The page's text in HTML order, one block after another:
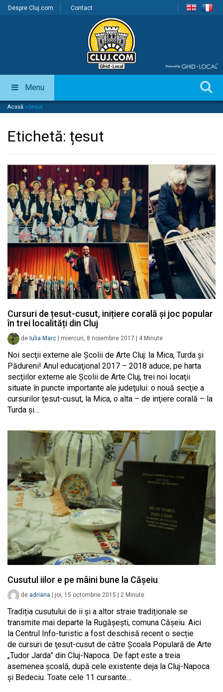
Despre Cluj.com Contact
Menu
Acasă » țesut
Etichetă: țesut
Cursuri de țesut-cusut, inițiere corală și joc popular
în trei localități din Cluj
de Iulia Marc miercuri, 8 noiembrie 2017 4 Minute
Noi secţii externe ale Şcolii de Arte Cluj: la Mica, Turda şi
Pădureni! Anul educaţional 2017 – 2018 aduce, pe harta
secţiilor externe ale Şcolii de Arte Cluj, trei noi locaţii
situate în puncte importante ale judeţului: o nouă secţie a
cursurilor ţesut-cusut, la Mica, o alta – de inţiere corală – la
Turda şi…
Cusutul iilor e pe mâini bune la Cășeiu
de adriana joi, 15 octombrie 2015 2 Minute
Tradiția cusutului de ii și a altor straie tradiționale se
transmite mai departe la Rugăşeşti, comuna Cășeiu. Aici
la Centrul Info-turistic a fost deschisă recent o secție
de cursuri de ţesut-cusut de către Şcoala Populară de Arte
„Tudor Jarda” din Cluj-Napoca. De fapt este a treia
asemenea școală, după cele existente deja la Cluj-Napoca
şi Bedeciu. Toate cele 11 cursante…